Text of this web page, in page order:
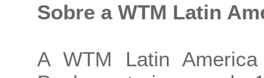
Sobre a WTM Latin
A WTM Latin